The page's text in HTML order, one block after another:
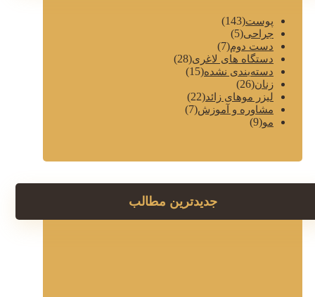
پوست(143)
جراحی(5)
دست دوم(7)
دستگاه های لاغری(28)
دسته‌بندی نشده(15)
زنان(26)
لیزر موهای زائد(22)
مشاوره و آموزش(7)
مو(9)
جدیدترین مطالب